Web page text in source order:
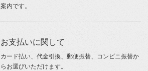
案内です。
お支払いに関して
カード払い、代金引換、郵便振替、コンビニ振替か
らお選びいただけます。